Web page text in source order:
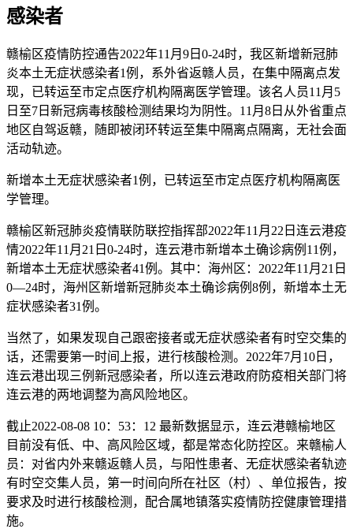
感染者
赣榆区疫情防控通告2022年11月9日0-24时，我区新增新冠肺
炎本土无症状感染者1例，系外省返赣人员，在集中隔离点发
现，已转运至市定点医疗机构隔离医学管理。该名人员11月5
日至7日新冠病毒核酸检测结果均为阴性。11月8日从外省重点
地区自驾返赣，随即被闭环转运至集中隔离点隔离，无社会面
活动轨迹。
新增本土无症状感染者1例，已转运至市定点医疗机构隔离医
学管理。
赣榆区新冠肺炎疫情联防联控指挥部2022年11月22日连云港疫
情2022年11月21日0-24时，连云港市新增本土确诊病例11例，
新增本土无症状感染者41例。其中：海州区：2022年11月21日
0—24时，海州区新增新冠肺炎本土确诊病例8例，新增本土无
症状感染者31例。
当然了，如果发现自己跟密接者或无症状感染者有时空交集的
话，还需要第一时间上报，进行核酸检测。2022年7月10日，
连云港出现三例新冠感染者，所以连云港政府防疫相关部门将
连云港的两地调整为高风险地区。
截止2022-08-08 10：53：12 最新数据显示，连云港赣榆地区
目前没有低、中、高风险区域，都是常态化防控区。来赣榆人
员：对省内外来赣返赣人员，与阳性患者、无症状感染者轨迹
有时空交集人员，第一时间向所在社区（村）、单位报告，按
要求及时进行核酸检测，配合属地镇落实疫情防控健康管理措
施。